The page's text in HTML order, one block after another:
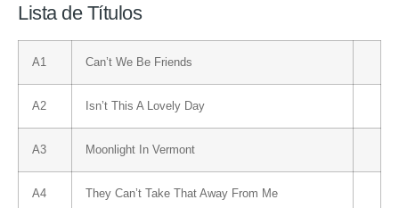
Lista de Títulos
A1 Can’t We Be Friends
A2 Isn’t This A Lovely Day
A3 Moonlight In Vermont
A4 They Can’t Take That Away From Me